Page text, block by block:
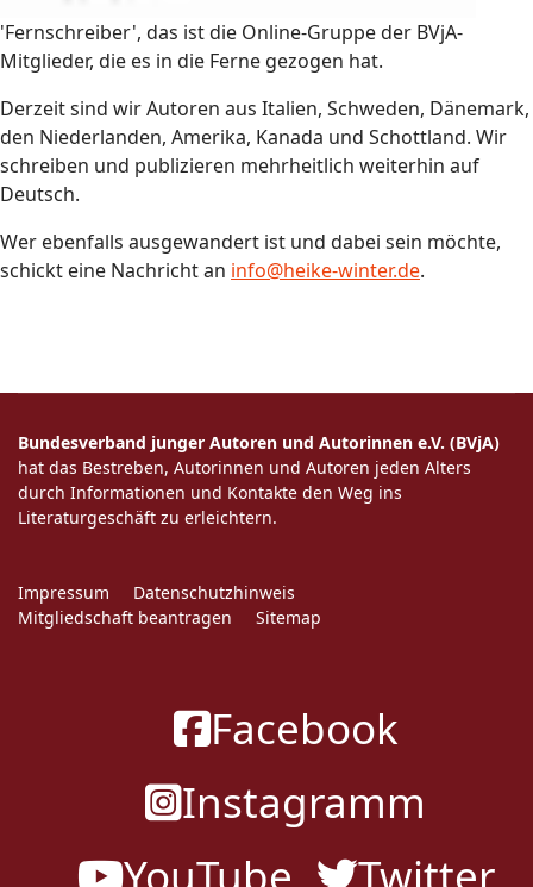
'Fernschreiber', das ist die Online-Gruppe der BVjA-
Mitglieder, die es in die Ferne gezogen hat.
Derzeit sind wir Autoren aus Italien, Schweden, Dänemark,
den Niederlanden, Amerika, Kanada und Schottland. Wir
schreiben und publizieren mehrheitlich weiterhin auf
Deutsch.
Wer ebenfalls ausgewandert ist und dabei sein möchte,
schickt eine Nachricht an info@heike-winter.de.
Bundesverband junger Autoren und Autorinnen e.V. (BVjA)
hat das Bestreben, Autorinnen und Autoren jeden Alters
durch Informationen und Kontakte den Weg ins
Literaturgeschäft zu erleichtern.
Impressum
Datenschutzhinweis
Mitgliedschaft beantragen
Sitemap
Facebook
Instagramm
YouTube
Twitter